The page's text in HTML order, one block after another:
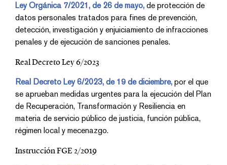
Ley Orgánica 7/2021, de 26 de mayo, de protección de
datos personales tratados para fines de prevención,
detección, investigación y enjuiciamiento de infracciones
penales y de ejecución de sanciones penales.
Real Decreto Ley 6/2023
Real Decreto Ley 6/2023, de 19 de diciembre, por el que
se aprueban medidas urgentes para la ejecución del Plan
de Recuperación, Transformación y Resiliencia en
materia de servicio público de justicia, función pública,
régimen local y mecenazgo.
Instrucción FGE 2/2019